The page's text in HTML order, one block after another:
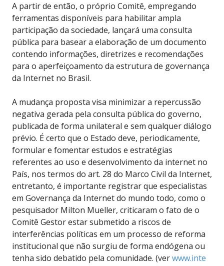
A partir de então, o próprio Comitê, empregando
ferramentas disponíveis para habilitar ampla
participação da sociedade, lançará uma consulta
pública para basear a elaboração de um documento
contendo informações, diretrizes e recomendações
para o aperfeiçoamento da estrutura de governança
da Internet no Brasil.
A mudança proposta visa minimizar a repercussão
negativa gerada pela consulta pública do governo,
publicada de forma unilateral e sem qualquer diálogo
prévio. É certo que o Estado deve, periodicamente,
formular e fomentar estudos e estratégias
referentes ao uso e desenvolvimento da internet no
País, nos termos do art. 28 do Marco Civil da Internet,
entretanto, é importante registrar que especialistas
em Governança da Internet do mundo todo, como o
pesquisador Milton Mueller, criticaram o fato de o
Comitê Gestor estar submetido a riscos de
interferências políticas em um processo de reforma
institucional que não surgiu de forma endógena ou
tenha sido debatido pela comunidade. (verwww.​inte​